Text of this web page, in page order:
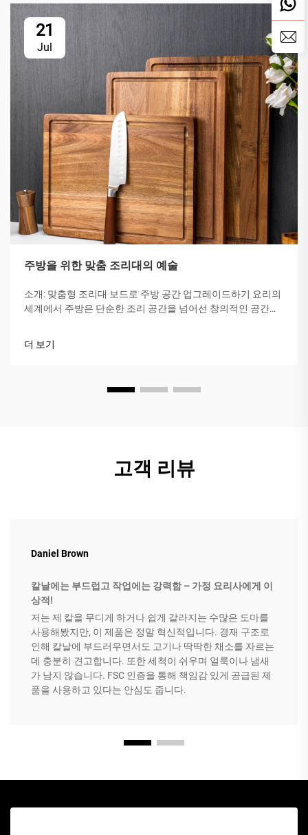
21
Jul
주방을 위한 맞춤 조리대의 예술
소개: 맞춤형 조리대 보드로 주방 공간 업그레이드하기 요리의
세계에서 주방은 단순한 조리 공간을 넘어선 창의적인 공간입
적인 작업을 보다 편리하게 만들어 줍니다.
더 보기
고객 리뷰
Daniel Brown
칼날에는 부드럽고 작업에는 강력함 – 가정 요리사에게 이
상적!
저는 제 칼을 무디게 하거나 쉽게 갈라지는 수많은 도마를
사용해봤지만, 이 제품은 정말 혁신적입니다. 경재 구조로
인해 칼날에 부드러우면서도 고기나 딱딱한 채소를 자르는
데 충분히 견고합니다. 또한 세척이 쉬우며 얼룩이나 냄새
가 남지 않습니다. FSC 인증을 통해 책임감 있게 공급된 제
품을 사용하고 있다는 안심도 줍니다.